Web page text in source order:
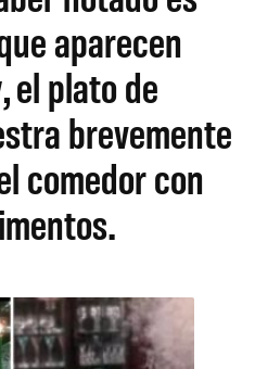
aparecen
el plato de
brevemente
comedor con